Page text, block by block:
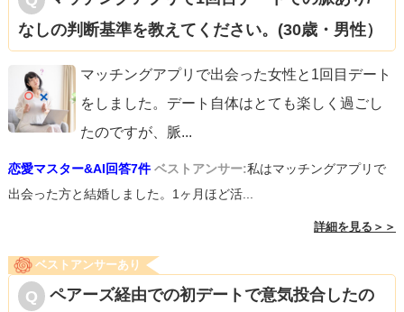
なしの判断基準を教えてください。(30歳・男性）
マッチングアプリで出会った女性と1回目デート
をしました。デート自体はとても楽しく過ごし
たのですが、脈...
恋愛マスター&AI回答7件 ベストアンサー:私はマッチングアプリで
出会った方と結婚しました。1ヶ月ほど活...
詳細を見る＞＞
ベストアンサーあり
ペアーズ経由での初デートで意気投合したの